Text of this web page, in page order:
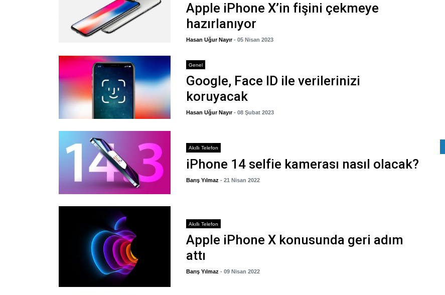
Apple iPhone X’in fişini çekmeye
hazırlanıyor
Hasan Uğur Nayır - 05 Nisan 2023
Genel
Google, Face ID ile verilerinizi
koruyacak
Hasan Uğur Nayır - 08 Şubat 2023
Akıllı Telefon
iPhone 14 selfie kamerası nasıl olacak?
Barış Yılmaz - 21 Nisan 2022
Akıllı Telefon
Apple iPhone X konusunda geri adım
attı
Barış Yılmaz - 09 Nisan 2022